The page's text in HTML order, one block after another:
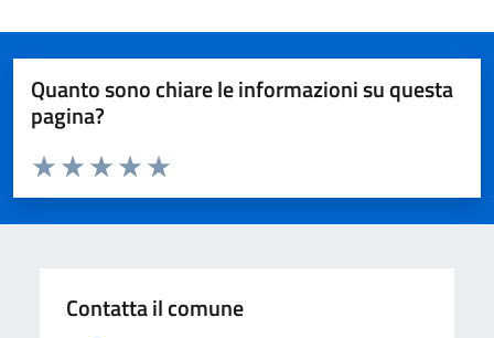
Quanto sono chiare le informazioni su questa
pagina?
Valuta da 1 a 5 stelle la pagina
Valuta 5 stelle su 5
Valuta 4 stelle su 5
Valuta 3 stelle su 5
Valuta 2 stelle su 5
Valuta 1 stelle su 5
Contatta il comune